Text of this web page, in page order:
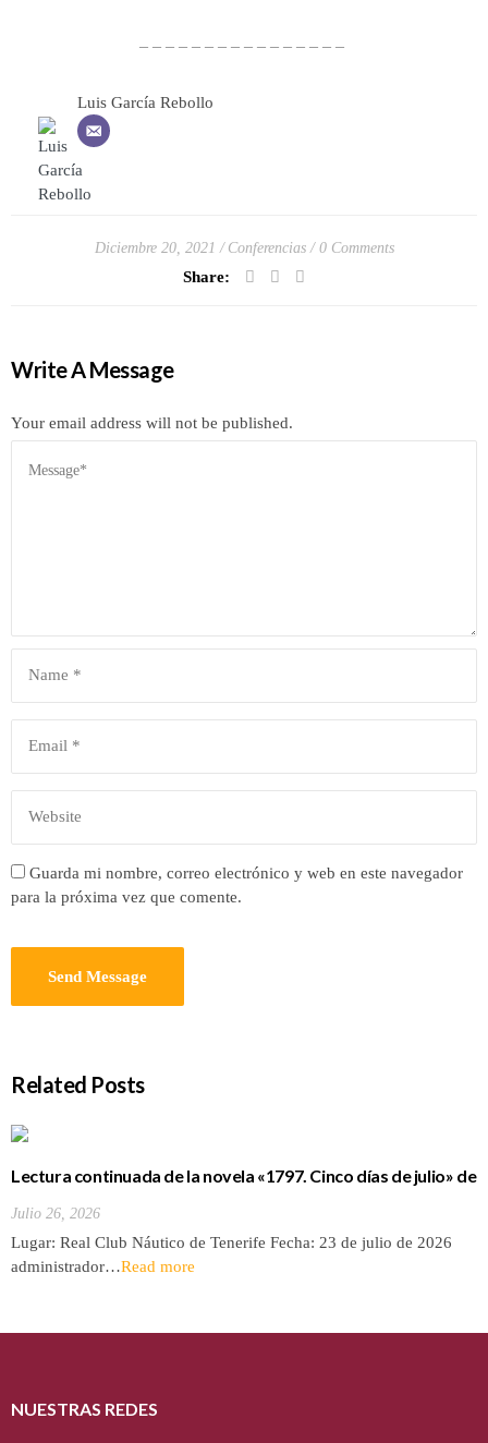
– – – – – – – – – – – – – – – –
Luis García Rebollo
Diciembre 20, 2021 Conferencias 0 Comments
Share:
Write A Message
Your email address will not be published.
Guarda mi nombre, correo electrónico y web en este navegador
para la próxima vez que comente.
Related Posts
Lectura continuada de la novela «1797. Cinco días de julio» de
Julio 26, 2026
Lugar: Real Club Náutico de Tenerife Fecha: 23 de julio de 2026
administrador…Read more
NUESTRAS REDES